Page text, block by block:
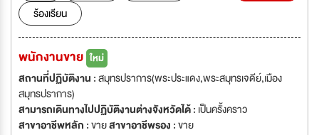
ร้องเรียน
พนักงานขาย ใหม่
สถานที่ปฏิบัติงาน :สมุทรปราการ(พระประแดง,พระสมุทรเจดีย์,เมือง
สมุทรปราการ)
สามารถเดินทางไปปฏิบัติงานต่างจังหวัดได้ : เป็นครั้งคราว
สาขาอาชีพหลัก :ขายสาขาอาชีพรอง :ขาย